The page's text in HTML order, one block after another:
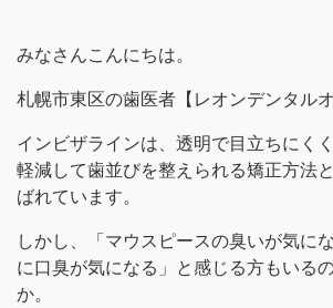
みなさんこんにちは。
札幌市東区の歯医者【レオンデンタル
インビザラインは、透明で目立ちにく
軽減して歯並びを整えられる矯正方法
ばれています。
しかし、「マウスピースの臭いが気に
に口臭が気になる」と感じる方もいる
か。